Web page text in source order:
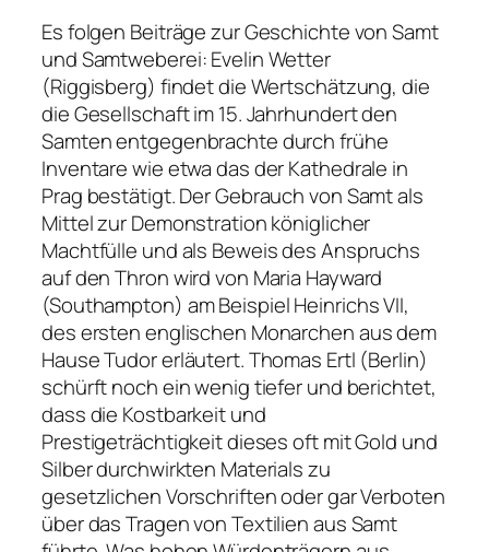
Es folgen Beiträge zur Geschichte von Samt
und Samtweberei: Evelin Wetter
(Riggisberg) findet die Wertschätzung, die
die Gesellschaft im 15. Jahrhundert den
Samten entgegenbrachte durch frühe
Inventare wie etwa das der Kathedrale in
Prag bestätigt. Der Gebrauch von Samt als
Mittel zur Demonstration königlicher
Machtfülle und als Beweis des Anspruchs
auf den Thron wird von Maria Hayward
(Southampton) am Beispiel Heinrichs VII,
des ersten englischen Monarchen aus dem
Hause Tudor erläutert. Thomas Ertl (Berlin)
schürft noch ein wenig tiefer und berichtet,
dass die Kostbarkeit und
Prestigeträchtigkeit dieses oft mit Gold und
Silber durchwirkten Materials zu
gesetzlichen Vorschriften oder gar Verboten
über das Tragen von Textilien aus Samt